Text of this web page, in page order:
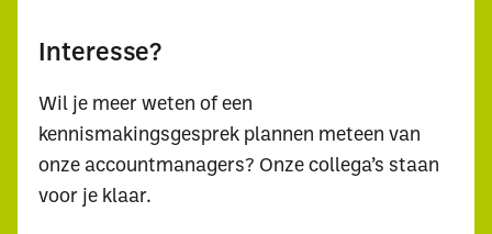
Waar ben je naar op
zoek?
Interesse?
Wil je meer weten of een
kennismakingsgesprek plannen meteen van
onze accountmanagers? Onze collega’s staan
voor je klaar.